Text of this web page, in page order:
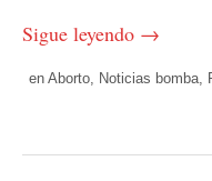
Sigue leyendo →
en Aborto, Noticias bomba,